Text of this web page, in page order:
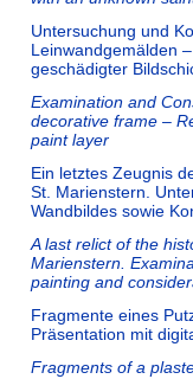
Untersuchung und
Leinwandgemälden
geschädigter
Examination and
decorative frame –
paint layer
Ein letztes Zeugnis
St. Marienstern.
Wandbildes sowie
A last relict of the
Marienstern.
painting and
Fragmente eines
Präsentation mit
Fragments of a